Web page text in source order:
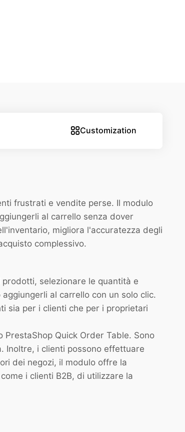
Customization
frustrati e vendite perse. Il modulo
al carrello senza dover
migliora l'accuratezza degli
complessivo.
selezionare le quantità e
al carrello con un solo clic.
sia per i clienti che per i proprietari
Quick Order Table. Sono
Inoltre, i clienti possono effettuare
dei negozi, il modulo offre la
i clienti B2B, di utilizzare la